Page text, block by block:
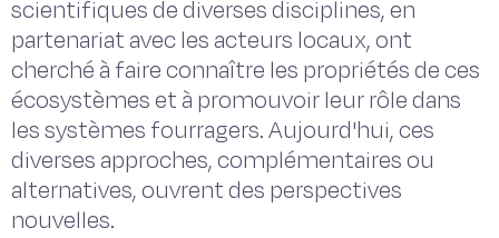
scientifiques de diverses disciplines, en
partenariat avec les acteurs locaux, ont
cherché à faire connaître les propriétés de ces
écosystèmes et à promouvoir leur rôle dans
les systèmes fourragers. Aujourd'hui, ces
diverses approches, complémentaires ou
alternatives, ouvrent des perspectives
nouvelles.